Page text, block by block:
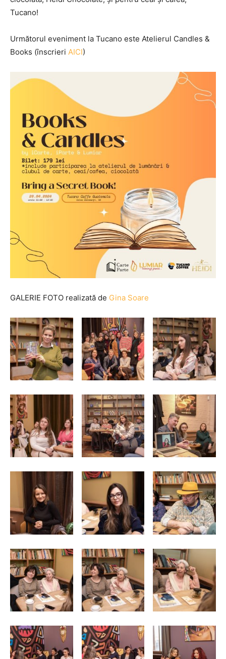
Tucano!
Următorul eveniment la Tucano este Atelierul Candles &
Books (înscrieri AICI)
GALERIE FOTO realizată de Gina Soare